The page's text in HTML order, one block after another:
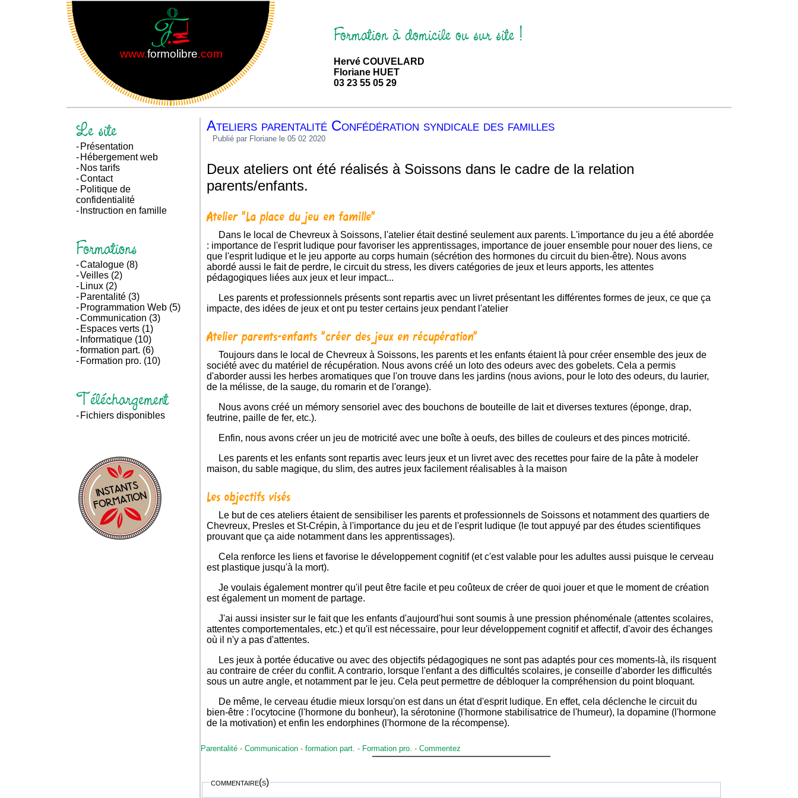
www.formolibre.com
Formation à domicile ou sur site !
Hervé COUVELARD
Floriane HUET
03 23 55 05 29
Le site
Présentation
Hébergement web
Nos tarifs
Contact
Politique de
confidentialité
Instruction en famille
Formations
Catalogue (8)
Veilles (2)
Linux (2)
Parentalité (3)
Programmation Web (5)
Communication (3)
Espaces verts (1)
Informatique (10)
formation part. (6)
Formation pro. (10)
Téléchargement
Fichiers disponibles
Ateliers parentalité Confédération syndicale des familles
Publié par Floriane le 05 02 2020
Deux ateliers ont été réalisés à Soissons dans le cadre de la relation
parents/enfants.
Atelier "La place du jeu en famille"
Dans le local de Chevreux à Soissons, l'atelier était destiné seulement aux parents. L'importance du jeu a été abordée
: importance de l'esprit ludique pour favoriser les apprentissages, importance de jouer ensemble pour nouer des liens, ce
que l'esprit ludique et le jeu apporte au corps humain (sécrétion des hormones du circuit du bien-être). Nous avons
abordé aussi le fait de perdre, le circuit du stress, les divers catégories de jeux et leurs apports, les attentes
pédagogiques liées aux jeux et leur impact...
Les parents et professionnels présents sont repartis avec un livret présentant les différentes formes de jeux, ce que ça
impacte, des idées de jeux et ont pu tester certains jeux pendant l'atelier
Atelier parents-enfants "créer des jeux en récupération"
Toujours dans le local de Chevreux à Soissons, les parents et les enfants étaient là pour créer ensemble des jeux de
société avec du matériel de récupération. Nous avons créé un loto des odeurs avec des gobelets. Cela a permis
d'aborder aussi les herbes aromatiques que l'on trouve dans les jardins (nous avions, pour le loto des odeurs, du laurier,
de la mélisse, de la sauge, du romarin et de l'orange).
Nous avons créé un mémory sensoriel avec des bouchons de bouteille de lait et diverses textures (éponge, drap,
feutrine, paille de fer, etc.).
Enfin, nous avons créer un jeu de motricité avec une boîte à oeufs, des billes de couleurs et des pinces motricité.
Les parents et les enfants sont repartis avec leurs jeux et un livret avec des recettes pour faire de la pâte à modeler
maison, du sable magique, du slim, des autres jeux facilement réalisables à la maison
Les objectifs visés
Le but de ces ateliers étaient de sensibiliser les parents et professionnels de Soissons et notamment des quartiers de
Chevreux, Presles et St-Crépin, à l'importance du jeu et de l'esprit ludique (le tout appuyé par des études scientifiques
prouvant que ça aide notamment dans les apprentissages).
Cela renforce les liens et favorise le développement cognitif (et c'est valable pour les adultes aussi puisque le cerveau
est plastique jusqu'à la mort).
Je voulais également montrer qu'il peut être facile et peu coûteux de créer de quoi jouer et que le moment de création
est également un moment de partage.
J'ai aussi insister sur le fait que les enfants d'aujourd'hui sont soumis à une pression phénoménale (attentes scolaires,
attentes comportementales, etc.) et qu'il est nécessaire, pour leur développement cognitif et affectif, d'avoir des échanges
où il n'y a pas d'attentes.
Les jeux à portée éducative ou avec des objectifs pédagogiques ne sont pas adaptés pour ces moments-là, ils risquent
au contraire de créer du conflit. A contrario, lorsque l'enfant a des difficultés scolaires, je conseille d'aborder les difficultés
sous un autre angle, et notamment par le jeu. Cela peut permettre de débloquer la compréhension du point bloquant.
De même, le cerveau étudie mieux lorsqu'on est dans un état d'esprit ludique. En effet, cela déclenche le circuit du
bien-être : l'ocytocine (l'hormone du bonheur), la sérotonine (l'hormone stabilisatrice de l'humeur), la dopamine (l'hormone
de la motivation) et enfin les endorphines (l'hormone de la récompense).
Parentalité - Communication - formation part. - Formation pro. - Commentez
commentaire(s)